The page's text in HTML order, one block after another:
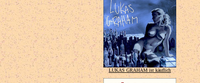
LUKAS GRAHAM ist käuflich